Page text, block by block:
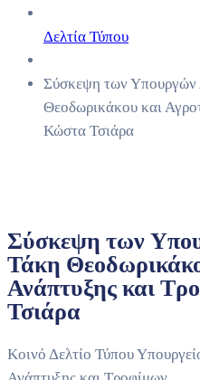
Δελτία Τύπου
Σύσκεψη των Υπουργών
Θεοδωρικάκου και
Κώστα Τσιάρα
Σύσκεψη των
Τάκη
Ανάπτυξης και
Τσιάρα
Κοινό Δελτίο Τύπου